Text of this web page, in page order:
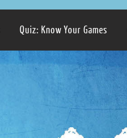
Quiz: Know Your Games